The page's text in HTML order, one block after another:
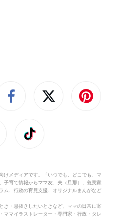
けメディアです。「いつでも、どこでも、マ
子育て情報からママ友、夫（旦那）、義実家
ム、行政の育児支援、オリジナルまんがなど
き・息抜きしたいときなど、ママの日常に寄
ママイラストレーター・専門家・行政・タレ